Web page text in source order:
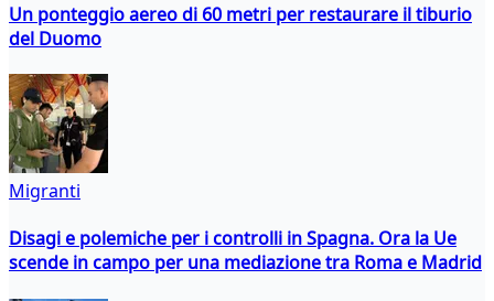
Un ponteggio aereo di 60 metri per restaurare il tiburio
del Duomo
Migranti
Disagi e polemiche per i controlli in Spagna. Ora la Ue
scende in campo per una mediazione tra Roma e Madrid